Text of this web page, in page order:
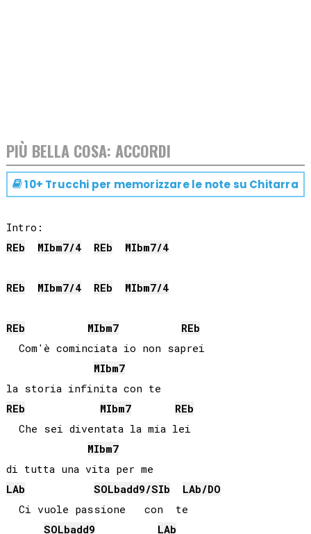
PIÙ BELLA COSA: ACCORDI
10+ Trucchi per memorizzare le note su Chitarra
REb
MIbm7/4 REb MIbm7/4
REb MIbm7/4 REb MIbm7/4
REb MIbm7
REb
  Com'è cominciata io non saprei
MIbm7
REb
MIbm7
REb
  Che sei diventata la mia lei
MIbm7
LAb
SOLbadd9/SIb LAb/DO
  Ci vuole passione   con  te
SOLbadd9 LAb